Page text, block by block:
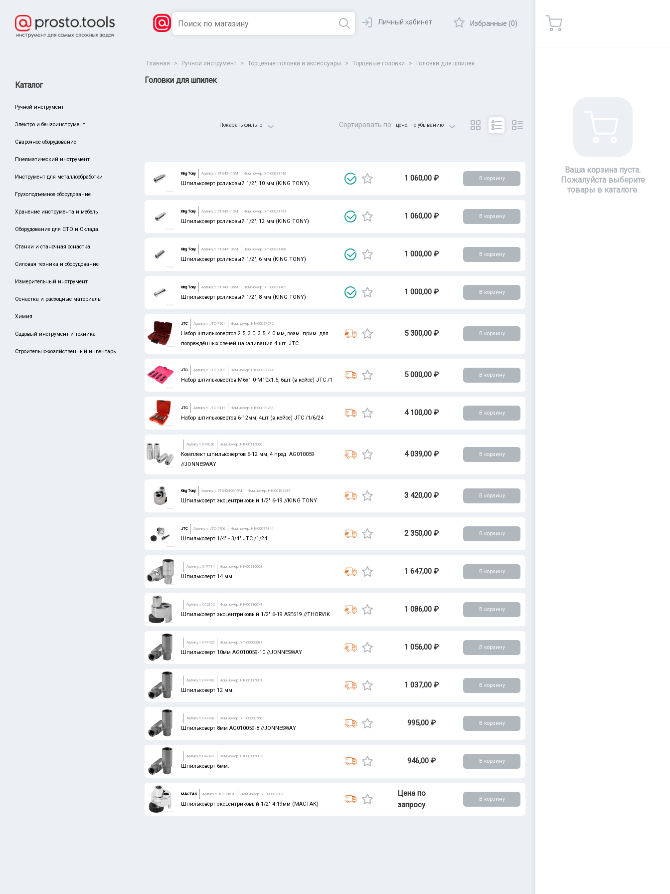
Личный кабинет Избранные (0)
Каталог
Ручной инструмент
Электро и бензоинструмент
Сварочное оборудование
Пневматический инструмент
Инструмент для металлообработки
Грузоподъемное оборудование
Хранение инструмента и мебель
Оборудование для СТО и Склада
Станки и станочная оснастка
Силовая техника и оборудование
Измерительный инструмент
Оснастка и расходные материалы
Химия
Садовый инструмент и техника
Строительно-хозяйственный инвентарь
Ваша корзина пуста.
Пожалуйста выберите
товары в каталоге.
Главная > Ручной инструмент > Торцевые головки и аксессуары > Торцевые головки > Головки для шпилек
Головки для шпилек
Показать фильтр Сортировать по: цене: по убыванию
КВТ
King Tony Артикул: 9TD401-10M Ном.номер: УТ-00031410
Шпильковерт роликовый 1/2", 10 мм (KING TONY)
1 060,00 ₽ В корзину
King Tony Артикул: 9TD401-12M Ном.номер: УТ-00031411
Шпильковерт роликовый 1/2", 12 мм (KING TONY)
1 060,00 ₽ В корзину
King Tony Артикул: 9TD401-06M Ном.номер: УТ-00031408
Шпильковерт роликовый 1/2", 6 мм (KING TONY)
1 000,00 ₽ В корзину
King Tony Артикул: 9TD401-08M Ном.номер: УТ-00031409
Шпильковерт роликовый 1/2", 8 мм (KING TONY)
1 000,00 ₽ В корзину
JTC Артикул: JTC-7904 Ном.номер: НК-00097272
Набор шпильковертов 2.5, 3.0, 3.5, 4.0 мм, возм. прим. для
повреждённых свечей накаливания 4 шт. JTC
5 300,00 ₽ В корзину
JTC Артикул: JTC-5703 Ном.номер: НК-00097274
Набор шпильковертов М6х1.0-М10х1.5, 6шт (в кейсе) JTC /1
5 000,00 ₽ В корзину
JTC Артикул: JTC-3119 Ном.номер: НК-00097273
Набор шпильковертов 6-12мм, 4шт (в кейсе) JTC /1/6/24
4 100,00 ₽ В корзину
Артикул: 047026 Ном.номер: НК-00115000
Комплект шпильковертов 6-12 мм, 4 пред. AG010059
//JONNESWAY
4 039,00 ₽ В корзину
King Tony Артикул: 9TD404-0619M Ном.номер: НК-00101239
Шпильковерт эксцентриковый 1/2" 6-19 //KING TONY
3 420,00 ₽ В корзину
JTC Артикул: JTC-5706 Ном.номер: НК-00097344
Шпильковерт 1/4" - 3/4" JTC /1/24
2 350,00 ₽ В корзину
Артикул: 047714 Ном.номер: НК-00115003
Шпильковерт 14 мм.
1 647,00 ₽ В корзину
Артикул: 052352 Ном.номер: НК-00116671
Шпильковерт эксцентриковый 1/2" 6-19 ASE619 //THORVIK
1 086,00 ₽ В корзину
Артикул: 047429 Ном.номер: УТ-00000687
Шпильковерт 10мм AG010059-10 //JONNESWAY
1 056,00 ₽ В корзину
Артикул: 047430 Ном.номер: НК-00115001
Шпильковерт 12 мм.
1 037,00 ₽ В корзину
Артикул: 047428 Ном.номер: УТ-00000568
Шпильковерт 8мм AG010059-8 //JONNESWAY
995,00 ₽ В корзину
Артикул: 047427 Ном.номер: НК-00115002
Шпильковерт 6мм.
946,00 ₽ В корзину
МАСТАК Артикул: 109-21620 Ном.номер: УТ-00007307
Шпильковерт эксцентриковый 1/2" 4-19мм (МАСТАК)
Цена по
запросу
В корзину